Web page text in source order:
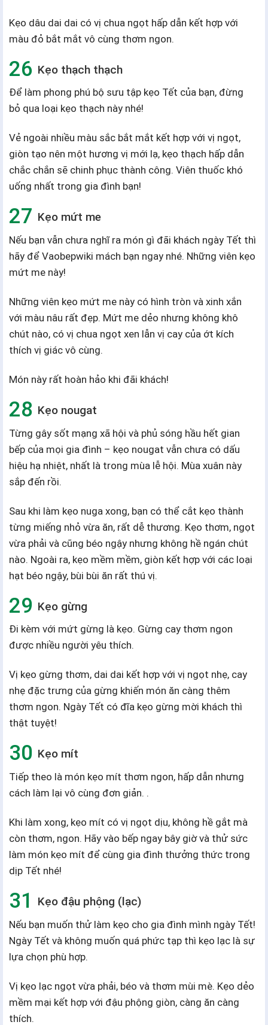
Kẹo dâu dai dai có vị chua ngọt hấp dẫn kết hợp với
màu đỏ bắt mắt vô cùng thơm ngon.
Kẹo thạch thạch
Để làm phong phú bộ sưu tập kẹo Tết của bạn, đừng
bỏ qua loại kẹo thạch này nhé!
Vẻ ngoài nhiều màu sắc bắt mắt kết hợp với vị ngọt,
giòn tạo nên một hương vị mới lạ, kẹo thạch hấp dẫn
chắc chắn sẽ chinh phục thành công. Viên thuốc khó
uống nhất trong gia đình bạn!
Kẹo mứt me
Nếu bạn vẫn chưa nghĩ ra món gì đãi khách ngày Tết thì
hãy để Vaobepwiki mách bạn ngay nhé. Những viên kẹo
mứt me này!
Những viên kẹo mứt me này có hình tròn và xinh xắn
với màu nâu rất đẹp. Mứt me dẻo nhưng không khô
chút nào, có vị chua ngọt xen lẫn vị cay của ớt kích
thích vị giác vô cùng.
Món này rất hoàn hảo khi đãi khách!
Kẹo nougat
Từng gây sốt mạng xã hội và phủ sóng hầu hết gian
bếp của mọi gia đình – kẹo nougat vẫn chưa có dấu
hiệu hạ nhiệt, nhất là trong mùa lễ hội. Mùa xuân này
sắp đến rồi.
Sau khi làm kẹo nuga xong, bạn có thể cắt kẹo thành
từng miếng nhỏ vừa ăn, rất dễ thương. Kẹo thơm, ngọt
vừa phải và cũng béo ngậy nhưng không hề ngán chút
nào. Ngoài ra, kẹo mềm mềm, giòn kết hợp với các loại
hạt béo ngậy, bùi bùi ăn rất thú vị.
Kẹo gừng
Đi kèm với mứt gừng là kẹo. Gừng cay thơm ngon
được nhiều người yêu thích.
Vị kẹo gừng thơm, dai dai kết hợp với vị ngọt nhẹ, cay
nhẹ đặc trưng của gừng khiến món ăn càng thêm
thơm ngon. Ngày Tết có đĩa kẹo gừng mời khách thì
thật tuyệt!
Kẹo mít
Tiếp theo là món kẹo mít thơm ngon, hấp dẫn nhưng
cách làm lại vô cùng đơn giản. .
Khi làm xong, kẹo mít có vị ngọt dịu, không hề gắt mà
còn thơm, ngon. Hãy vào bếp ngay bây giờ và thử sức
làm món kẹo mít để cùng gia đình thưởng thức trong
dịp Tết nhé!
Kẹo đậu phộng (lạc)
Nếu bạn muốn thử làm kẹo cho gia đình mình ngày Tết!
Ngày Tết và không muốn quá phức tạp thì kẹo lạc là sự
lựa chọn phù hợp.
Vị kẹo lạc ngọt vừa phải, béo và thơm mùi mè. Kẹo dẻo
mềm mại kết hợp với đậu phộng giòn, càng ăn càng
thích.